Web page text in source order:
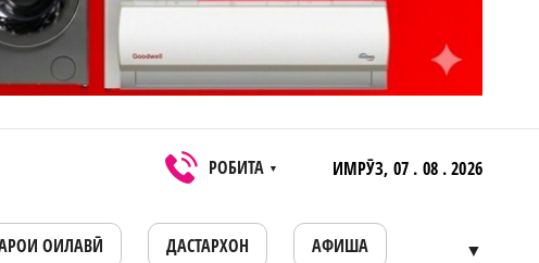
РОБИТА ▼ ИМРӮЗ, 07 . 08 . 2026
ОИЛАВӢ ДАСТАРХОН АФИША ▼